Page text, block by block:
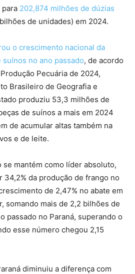
202,874 milhões de dúzias
de unidades) em 2024.
o crescimento nacional da
no ano passado, de acordo
Pecuária de 2024,
Brasileiro de Geografia e
produziu 53,3 milhões de
de suínos a mais em 2024
de acumular altas também na
e de leite.
se mantém como líder absoluto,
34,2% da produção de frango no
de 2,47% no abate em
somando mais de 2,2 bilhões de
passado no Paraná, superando o
esse número chegou 2,15
diminuiu a diferença com